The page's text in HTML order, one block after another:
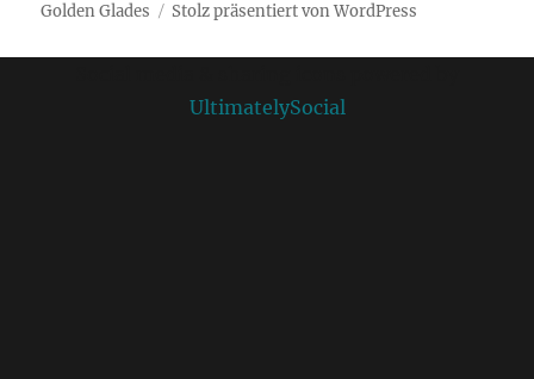
Golden Glades Stolz präsentiert von WordPress
UltimatelySocial